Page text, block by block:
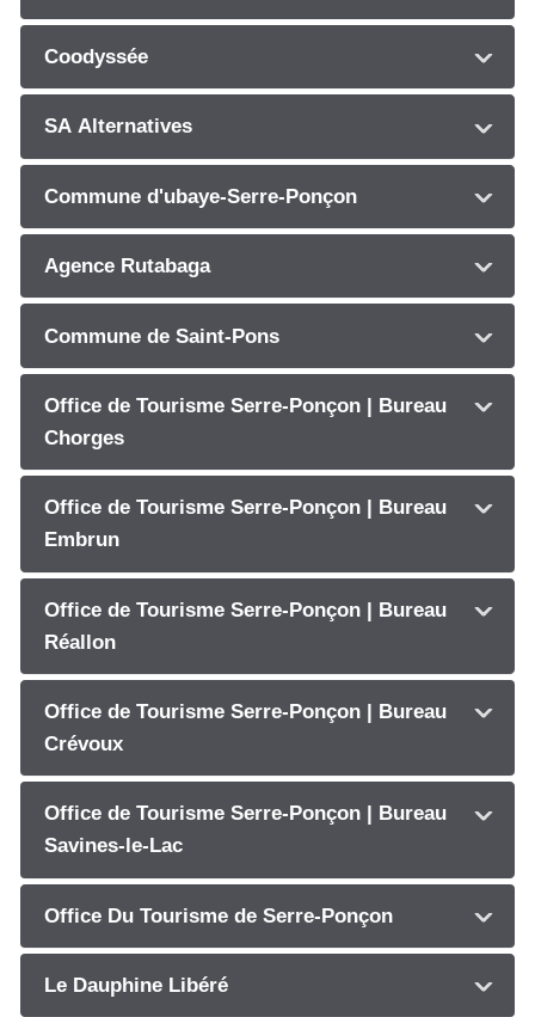
Coodyssée
SA Alternatives
Commune d'ubaye-Serre-Ponçon
Agence Rutabaga
Commune de Saint-Pons
Office de Tourisme Serre-Ponçon | Bureau
Chorges
Office de Tourisme Serre-Ponçon | Bureau
Embrun
Office de Tourisme Serre-Ponçon | Bureau
Réallon
Office de Tourisme Serre-Ponçon | Bureau
Crévoux
Office de Tourisme Serre-Ponçon | Bureau
Savines-le-Lac
Office Du Tourisme de Serre-Ponçon
Le Dauphine Libéré